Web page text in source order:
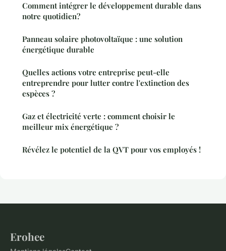
Comment intégrer le développement durable dans
notre quotidien?
Panneau solaire photovoltaïque : une solution
énergétique durable
Quelles actions votre entreprise peut-elle
entreprendre pour lutter contre l'extinction des
espèces ?
Gaz et électricité verte : comment choisir le
meilleur mix énergétique ?
Révélez le potentiel de la QVT pour vos employés !
Erohee